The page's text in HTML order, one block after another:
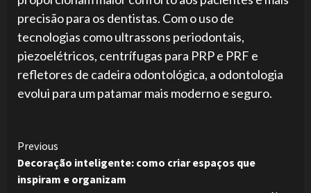
precisão para os dentistas. Com o uso de
tecnologias como ultrassons periodontais,
piezoelétricos, centrífugas para PRP e PRF e
refletores de cadeira odontológica, a odontologia
evolui para um patamar mais moderno e seguro.
Continue
Reading
Previous
Decoração inteligente: como criar espaços que
inspiram e organizam